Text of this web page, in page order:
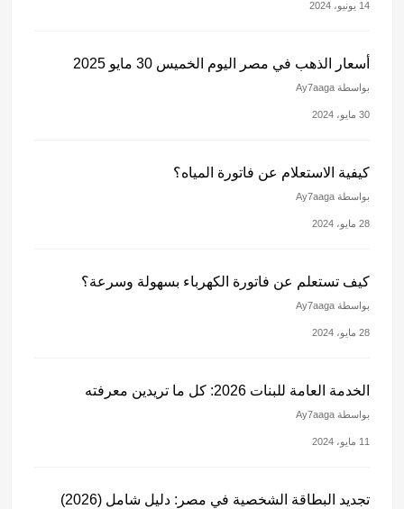
14 يونيو، 2024
أسعار الذهب في مصر اليوم الخميس 30 مايو 2025
بواسطة Ay7aaga
30 مايو، 2024
كيفية الاستعلام عن فاتورة المياه؟
بواسطة Ay7aaga
28 مايو، 2024
كيف تستعلم عن فاتورة الكهرباء بسهولة وسرعة؟
بواسطة Ay7aaga
28 مايو، 2024
الخدمة العامة للبنات 2026: كل ما تريدين معرفته
بواسطة Ay7aaga
11 مايو، 2024
تجديد البطاقة الشخصية في مصر: دليل شامل (2026)